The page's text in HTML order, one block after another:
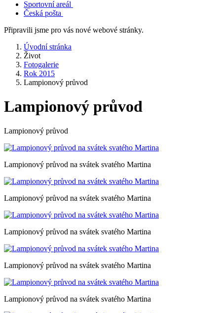
Sportovní areál
Česká pošta
Připravili jsme pro vás nové webové stránky.
Úvodní stránka
Život
Fotogalerie
Rok 2015
Lampionový průvod
Lampionový průvod
Lampionový průvod
Lampionový průvod na svátek svatého Martina
Lampionový průvod na svátek svatého Martina
Lampionový průvod na svátek svatého Martina
Lampionový průvod na svátek svatého Martina
Lampionový průvod na svátek svatého Martina